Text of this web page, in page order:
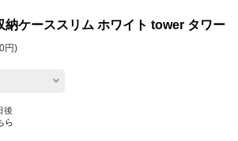
納ケーススリム ホワイト tower タワー
円)
後
ら